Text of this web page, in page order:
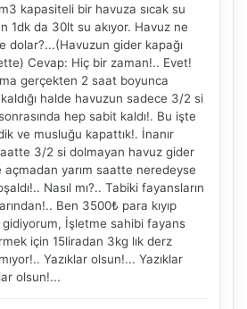
kapasiteli bir havuza sıcak su
1dk da 30lt su akıyor. Havuz ne
dolar?...(Havuzun gider kapağı
Cevap: Hiç bir zaman!.. Evet!
gerçekten 2 saat boyunca
halde havuzun sadece 3/2 si
hep sabit kaldı!. Bu işte
ve musluğu kapattık!. İnanır
saatte 3/2 si dolmayan havuz gider
açmadan yarım saatte neredeyse
Nasıl mı?.. Tabiki fayansların
Ben 3500₺ para kıyıp
İşletme sahibi fayans
için 15liradan 3kg lık derz
Yazıklar olsun!... Yazıklar
olsun!...
gerçek yerlerle akıllı rota